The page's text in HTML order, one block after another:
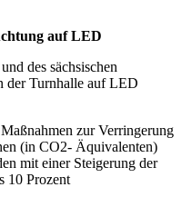
auf LED
des sächsischen
der Turnhalle auf LED
zur Verringerung
(in CO2- Äquivalenten)
mit einer Steigerung der
10 Prozent